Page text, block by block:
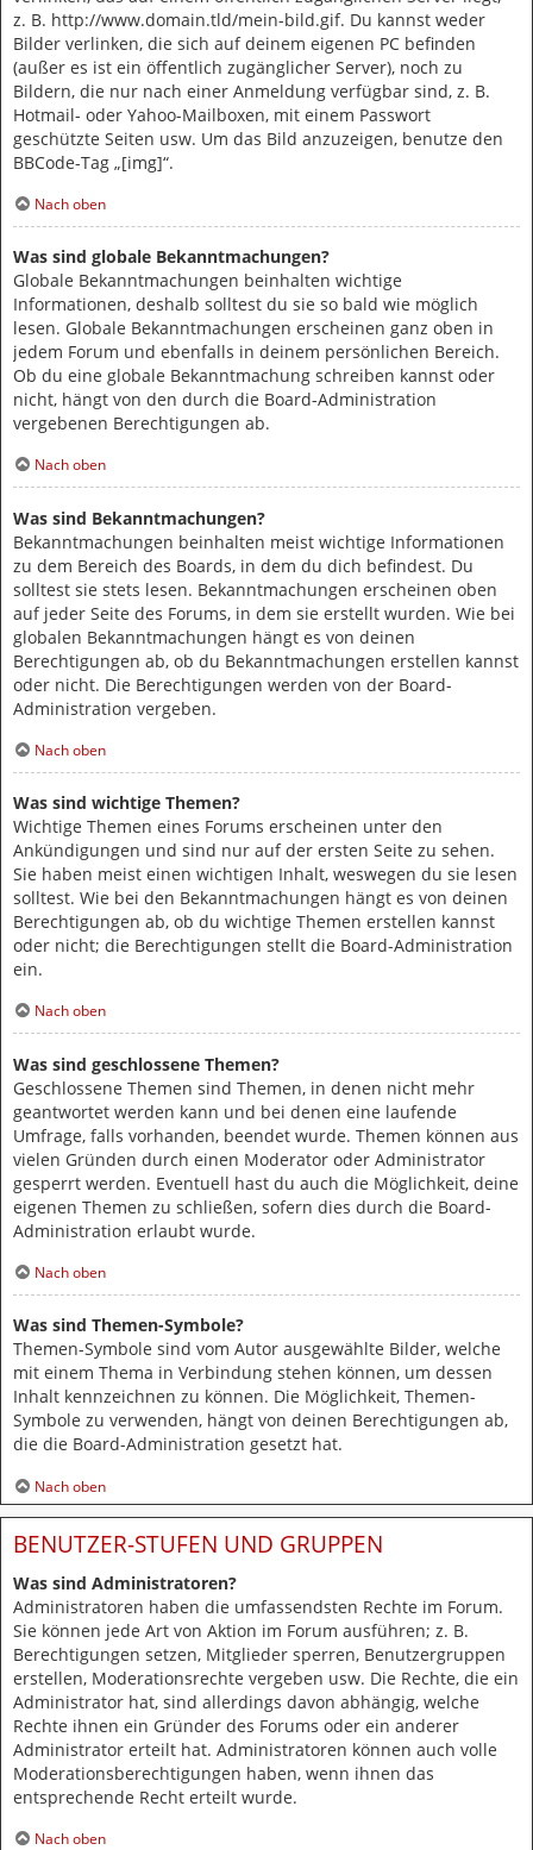
z. B. http://www.domain.tld/mein-bild.gif. Du kannst weder
Bilder verlinken, die sich auf deinem eigenen PC befinden
(außer es ist ein öffentlich zugänglicher Server), noch zu
Bildern, die nur nach einer Anmeldung verfügbar sind, z. B.
Hotmail- oder Yahoo-Mailboxen, mit einem Passwort
geschützte Seiten usw. Um das Bild anzuzeigen, benutze den
BBCode-Tag „[img]“.
Nach oben
Was sind globale Bekanntmachungen?
Globale Bekanntmachungen beinhalten wichtige
Informationen, deshalb solltest du sie so bald wie möglich
lesen. Globale Bekanntmachungen erscheinen ganz oben in
jedem Forum und ebenfalls in deinem persönlichen Bereich.
Ob du eine globale Bekanntmachung schreiben kannst oder
nicht, hängt von den durch die Board-Administration
vergebenen Berechtigungen ab.
Nach oben
Was sind Bekanntmachungen?
Bekanntmachungen beinhalten meist wichtige Informationen
zu dem Bereich des Boards, in dem du dich befindest. Du
solltest sie stets lesen. Bekanntmachungen erscheinen oben
auf jeder Seite des Forums, in dem sie erstellt wurden. Wie bei
globalen Bekanntmachungen hängt es von deinen
Berechtigungen ab, ob du Bekanntmachungen erstellen kannst
oder nicht. Die Berechtigungen werden von der Board-
Administration vergeben.
Nach oben
Was sind wichtige Themen?
Wichtige Themen eines Forums erscheinen unter den
Ankündigungen und sind nur auf der ersten Seite zu sehen.
Sie haben meist einen wichtigen Inhalt, weswegen du sie lesen
solltest. Wie bei den Bekanntmachungen hängt es von deinen
Berechtigungen ab, ob du wichtige Themen erstellen kannst
oder nicht; die Berechtigungen stellt die Board-Administration
ein.
Nach oben
Was sind geschlossene Themen?
Geschlossene Themen sind Themen, in denen nicht mehr
geantwortet werden kann und bei denen eine laufende
Umfrage, falls vorhanden, beendet wurde. Themen können aus
vielen Gründen durch einen Moderator oder Administrator
gesperrt werden. Eventuell hast du auch die Möglichkeit, deine
eigenen Themen zu schließen, sofern dies durch die Board-
Administration erlaubt wurde.
Nach oben
Was sind Themen-Symbole?
Themen-Symbole sind vom Autor ausgewählte Bilder, welche
mit einem Thema in Verbindung stehen können, um dessen
Inhalt kennzeichnen zu können. Die Möglichkeit, Themen-
Symbole zu verwenden, hängt von deinen Berechtigungen ab,
die die Board-Administration gesetzt hat.
Nach oben
BENUTZER-STUFEN UND GRUPPEN
Was sind Administratoren?
Administratoren haben die umfassendsten Rechte im Forum.
Sie können jede Art von Aktion im Forum ausführen; z. B.
Berechtigungen setzen, Mitglieder sperren, Benutzergruppen
erstellen, Moderationsrechte vergeben usw. Die Rechte, die ein
Administrator hat, sind allerdings davon abhängig, welche
Rechte ihnen ein Gründer des Forums oder ein anderer
Administrator erteilt hat. Administratoren können auch volle
Moderationsberechtigungen haben, wenn ihnen das
entsprechende Recht erteilt wurde.
Nach oben